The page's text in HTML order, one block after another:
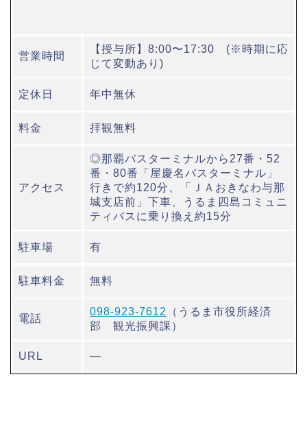
営業時間
【授与所】8:00〜17:30 (※時期に応
じて変動あり)
定休日 年中無休
料金 拝観無料
アクセス
◎那覇バスターミナルから27番・52
番・80番「屋慶名バスターミナル」
行きで約120分、「ＪＡおきなわ与那
城支店前」下車、うるま四島コミュニ
ティバスに乗り換え約15分
駐車場 有
駐車料金 無料
電話
098-923-7612
（うるま市役所経済
部 観光振興課）
URL ―